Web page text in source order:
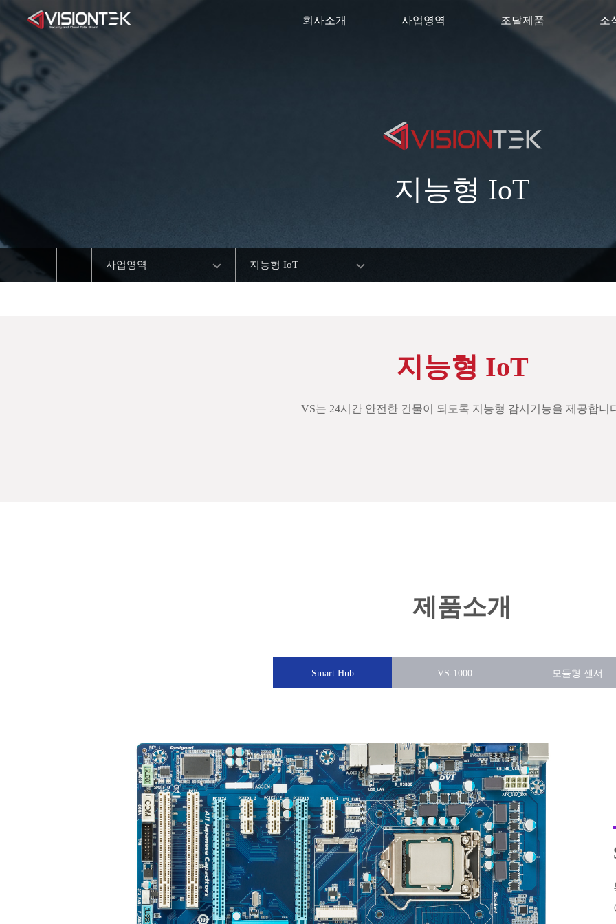
회사소개 사업영역 조달제품 소
지능형 IoT
사업영역 지능형 IoT
지능형 IoT
VS는 24시간 안전한 건물이 되도록 지능형 감시기능을 제공합니
제품소개
Smart Hub VS-1000 모듈형 센서